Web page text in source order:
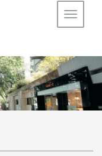
Toggle